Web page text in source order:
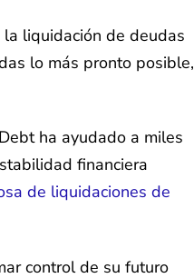
la liquidación de deudas
lo más pronto posible,
ha ayudado a miles
financiera
de liquidaciones de
control de su futuro